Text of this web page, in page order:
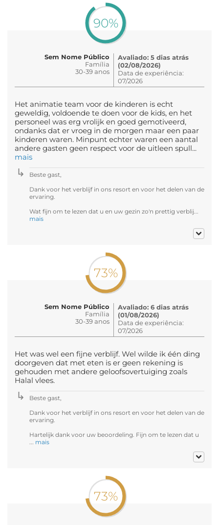
90%
Sem Nome Público
Família
30-39 anos
Avaliado: 5 dias atrás
(02/08/2026)
Data de experiência:
07/2026
Het animatie team voor de kinderen is echt
geweldig, voldoende te doen voor de kids, en het
personeel was erg vrolijk en goed gemotiveerd,
ondanks dat er vroeg in de morgen maar een paar
kinderen waren. Minpunt echter waren een aantal
andere gasten geen respect voor de uitleen spull...
mais
Beste gast,
Dank voor het verblijf in ons resort en voor het delen van de
ervaring.
Wat fijn om te lezen dat u en uw gezin zo'n prettig verblij...
mais
73%
Sem Nome Público
Família
30-39 anos
Avaliado: 6 dias atrás
(01/08/2026)
Data de experiência:
07/2026
Het was wel een fijne verblijf. Wel wilde ik één ding
doorgeven dat met eten is er geen rekening is
gehouden met andere geloofsovertuiging zoals
Halal vlees.
Beste gast,
Dank voor het verblijf in ons resort en voor het delen van de
ervaring.
Hartelijk dank voor uw beoordeling. Fijn om te lezen dat u
mais
73%